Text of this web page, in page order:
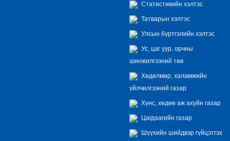
Статистикийн хэлтэс
Татварын хэлтэс
Улсын бүртгэлийн хэлтэс
Ус, цаг уур, орчны
шинжилгээний төв
Хөдөлмөр, халамжийн
үйлчилгээний газар
Хүнс, хөдөө аж ахуйн газар
Цагдаагийн газар
Шүүхийн шийдвэр гүйцэтгэх